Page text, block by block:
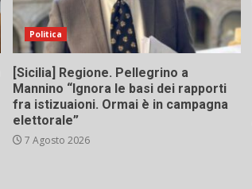
Politica
[Sicilia] Regione. Pellegrino a
Mannino “Ignora le basi dei rapporti
fra istizuaioni. Ormai è in campagna
elettorale”
7 Agosto 2026